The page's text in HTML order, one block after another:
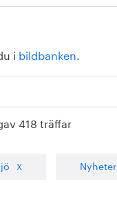
i bildbanken.
418 träffar
Nyheter